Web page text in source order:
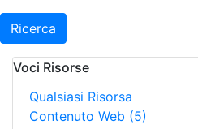
Ricerca
Voci Risorse
Qualsiasi Risorsa
Contenuto Web (5)